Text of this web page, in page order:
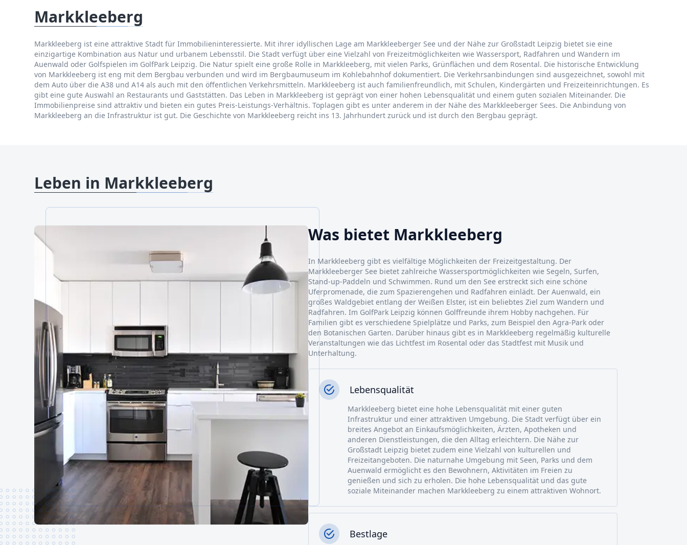
Markkleeberg
Markkleeberg ist eine attraktive Stadt für Immobilieninteressierte. Mit ihrer idyllischen Lage am Markkleeberger See und der Nähe zur Großstadt Leipzig bietet sie eine
einzigartige Kombination aus Natur und urbanem Lebensstil. Die Stadt verfügt über eine Vielzahl von Freizeitmöglichkeiten wie Wassersport, Radfahren und Wandern im
Auenwald oder Golfspielen im GolfPark Leipzig. Die Natur spielt eine große Rolle in Markkleeberg, mit vielen Parks, Grünflächen und dem Rosental. Die historische Entwicklung
von Markkleeberg ist eng mit dem Bergbau verbunden und wird im Bergbaumuseum im Kohlebahnhof dokumentiert. Die Verkehrsanbindungen sind ausgezeichnet, sowohl mit
dem Auto über die A38 und A14 als auch mit den öffentlichen Verkehrsmitteln. Markkleeberg ist auch familienfreundlich, mit Schulen, Kindergärten und Freizeiteinrichtungen. Es
gibt eine gute Auswahl an Restaurants und Gaststätten. Das Leben in Markkleeberg ist geprägt von einer hohen Lebensqualität und einem guten sozialen Miteinander. Die
Immobilienpreise sind attraktiv und bieten ein gutes Preis-Leistungs-Verhältnis. Toplagen gibt es unter anderem in der Nähe des Markkleeberger Sees. Die Anbindung von
Markkleeberg an die Infrastruktur ist gut. Die Geschichte von Markkleeberg reicht ins 13. Jahrhundert zurück und ist durch den Bergbau geprägt.
Leben in Markkleeberg
Was bietet Markkleeberg
In Markkleeberg gibt es vielfältige Möglichkeiten der Freizeitgestaltung. Der
Markkleeberger See bietet zahlreiche Wassersportmöglichkeiten wie Segeln, Surfen,
Stand-up-Paddeln und Schwimmen. Rund um den See erstreckt sich eine schöne
Uferpromenade, die zum Spazierengehen und Radfahren einlädt. Der Auenwald, ein
großes Waldgebiet entlang der Weißen Elster, ist ein beliebtes Ziel zum Wandern und
Radfahren. Im GolfPark Leipzig können Golffreunde ihrem Hobby nachgehen. Für
Familien gibt es verschiedene Spielplätze und Parks, zum Beispiel den Agra-Park oder
den Botanischen Garten. Darüber hinaus gibt es in Markkleeberg regelmäßig kulturelle
Veranstaltungen wie das Lichtfest im Rosental oder das Stadtfest mit Musik und
Unterhaltung.
Lebensqualität
Markkleeberg bietet eine hohe Lebensqualität mit einer guten
Infrastruktur und einer attraktiven Umgebung. Die Stadt verfügt über ein
breites Angebot an Einkaufsmöglichkeiten, Ärzten, Apotheken und
anderen Dienstleistungen, die den Alltag erleichtern. Die Nähe zur
Großstadt Leipzig bietet zudem eine Vielzahl von kulturellen und
Freizeitangeboten. Die naturnahe Umgebung mit Seen, Parks und dem
Auenwald ermöglicht es den Bewohnern, Aktivitäten im Freien zu
genießen und sich zu erholen. Die hohe Lebensqualität und das gute
soziale Miteinander machen Markkleeberg zu einem attraktiven Wohnort.
Bestlage